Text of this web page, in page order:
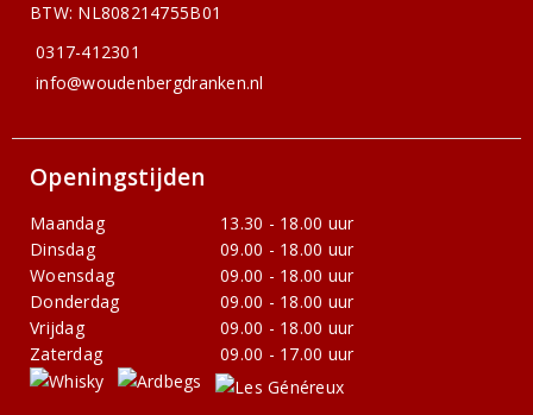
BTW: NL808214755B01
0317-412301
info@woudenbergdranken.nl
Openingstijden
Maandag
13.30 - 18.00 uur
Dinsdag
09.00 - 18.00 uur
Woensdag
09.00 - 18.00 uur
Donderdag
09.00 - 18.00 uur
Vrijdag
09.00 - 18.00 uur
Zaterdag
09.00 - 17.00 uur